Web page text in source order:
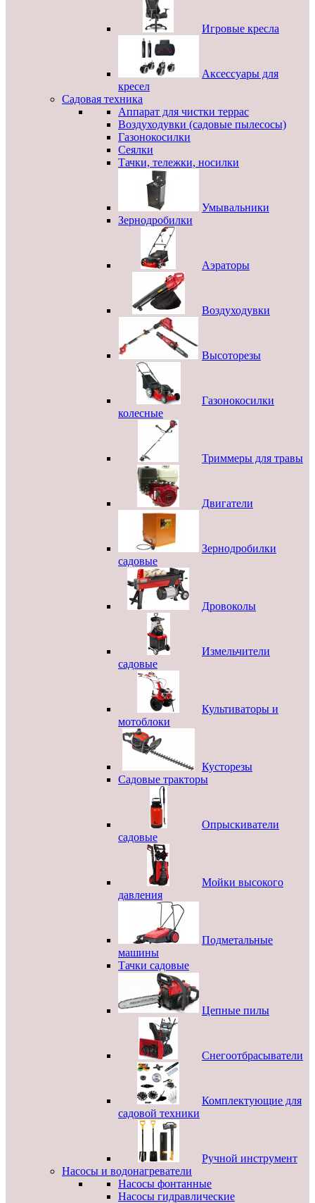
Игровые кресла
Аксессуары для
кресел
Садовая техника
Аппарат для чистки террас
Воздуходувки (садовые пылесосы)
Газонокосилки
Сеялки
Тачки, тележки, носилки
Умывальники
Зернодробилки
Аэраторы
Воздуходувки
Высоторезы
Газонокосилки
колесные
Триммеры для травы
Двигатели
Зернодробилки
садовые
Дровоколы
Измельчители
садовые
Культиваторы и
мотоблоки
Кусторезы
Садовые тракторы
Опрыскиватели
садовые
Мойки высокого
давления
Подметальные
машины
Тачки садовые
Цепные пилы
Снегоотбрасыватели
Комплектующие для
садовой техники
Ручной инструмент
Насосы и водонагреватели
Насосы фонтанные
Насосы гидравлические